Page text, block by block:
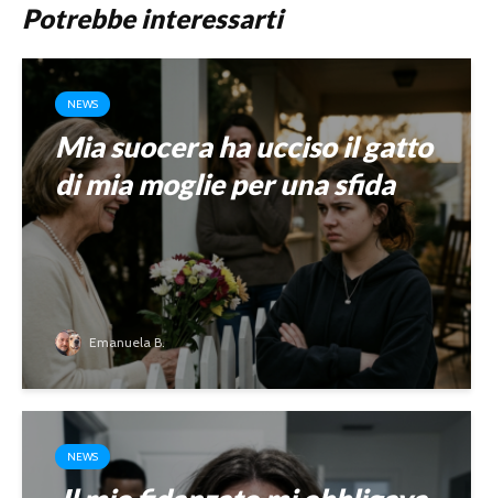
Potrebbe interessarti
NEWS
Mia suocera ha ucciso il gatto
di mia moglie per una sfida
Emanuela B.
NEWS